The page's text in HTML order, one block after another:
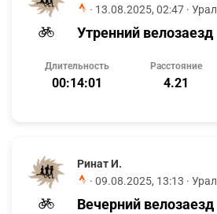
· 13.08.2025, 02:47 · Урал
Утренний велозаезд
Длительность
00:14:01
Расстояние
4.21
Ринат И.
· 09.08.2025, 13:13 · Урал
Вечерний велозаезд